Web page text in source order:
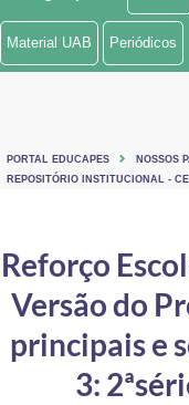
Ministério de Minas e Energia
Ministério do Turismo
Controladoria-Geral da União
Secretaria-Geral
Material UAB Periódicos
PORTAL EDUCAPES
NOSSOS
REPOSITÓRIO INSTITUCIONAL -
Reforço
Versão do
principais e
3: